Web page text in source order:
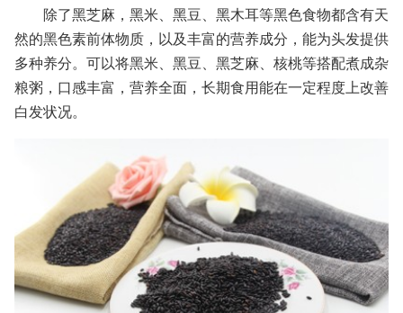
除了黑芝麻，黑米、黑豆、黑木耳等黑色食物都含有天
然的黑色素前体物质，以及丰富的营养成分，能为头发提供
多种养分。可以将黑米、黑豆、黑芝麻、核桃等搭配煮成杂
粮粥，口感丰富，营养全面，长期食用能在一定程度上改善
白发状况。